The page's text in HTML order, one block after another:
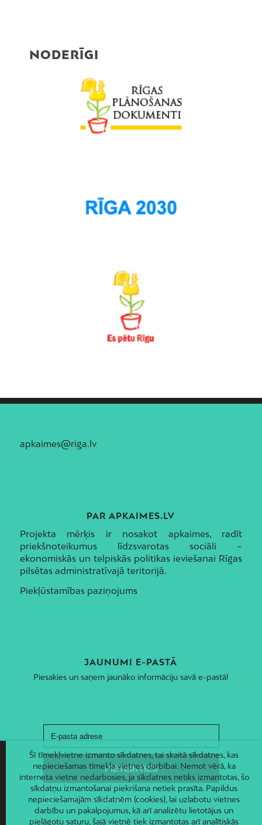
NODERĪGI
apkaimes@riga.lv
PAR APKAIMES.LV
Projekta mērķis ir nosakot apkaimes, radīt
priekšnoteikumus līdzsvarotas sociāli –
ekonomiskās un telpiskās politikas ieviešanai Rīgas
pilsētas administratīvajā teritorijā.
Piekļūstamības paziņojums
JAUNUMI E-PASTĀ
Piesakies un saņem jaunāko informāciju savā e-pastā!
Šī tīmekļvietne izmanto sīkdatnes, tai skaitā sīkdatnes, kas
nepieciešamas tīmekļa vietnes darbībai. Ņemot vērā, ka
interneta vietne nedarbosies, ja sīkdatnes netiks izmantotas, šo
sīkdatņu izmantošanai piekrišana netiek prasīta. Papildus
nepieciešamajām sīkdatnēm (cookies), lai uzlabotu vietnes
darbību un pakalpojumus, kā arī analizētu lietotājus un
pielāgotu saturu, šajā vietnē tiek izmantotas arī analītiskās